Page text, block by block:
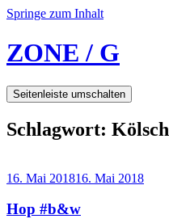
Springe zum Inhalt
ZONE / G
Seitenleiste umschalten
Schlagwort: Kölsch
16. Mai 201816. Mai 2018
Hop #b&w